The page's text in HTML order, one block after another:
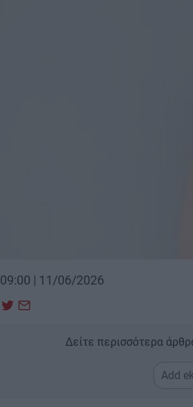
09:00 | 11/06/2026
Δείτε περισσότερα
Add